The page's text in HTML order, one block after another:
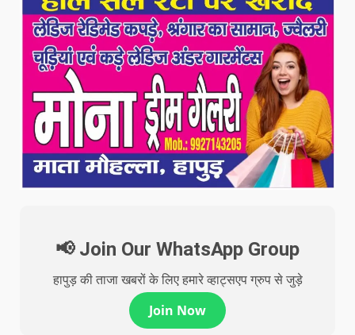
📢 Join Our WhatsApp Group
हापुड़ की ताजा खबरों के लिए हमारे व्हाट्सएप ग्रुप से जुड़े
Join Now